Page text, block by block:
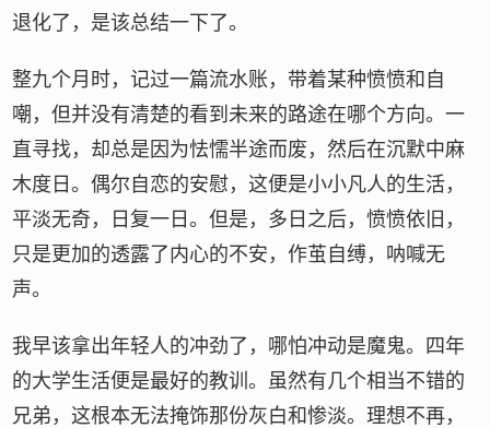
退化了，是该总结一下了。
整九个月时，记过一篇流水账，带着某种愤愤和自
嘲，但并没有清楚的看到未来的路途在哪个方向。一
直寻找，却总是因为怯懦半途而废，然后在沉默中麻
木度日。偶尔自恋的安慰，这便是小小凡人的生活，
平淡无奇，日复一日。但是，多日之后，愤愤依旧，
只是更加的透露了内心的不安，作茧自缚，呐喊无
声。
我早该拿出年轻人的冲劲了，哪怕冲动是魔鬼。四年
的大学生活便是最好的教训。虽然有几个相当不错的
兄弟，这根本无法掩饰那份灰白和惨淡。理想不再，